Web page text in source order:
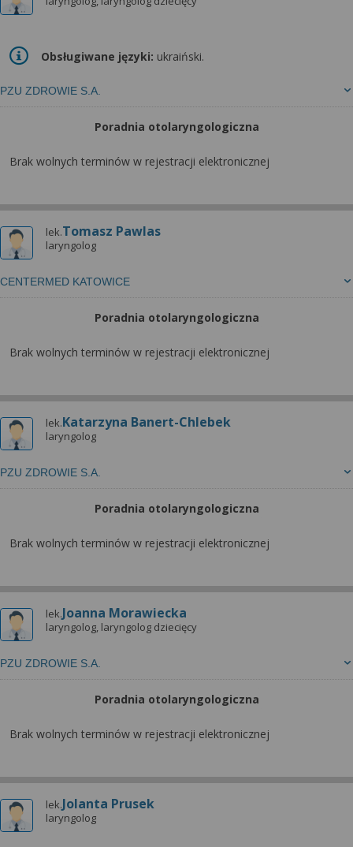
PZU ZDROWIE S.A.
Obsługiwane języki: ukraiński.
Poradnia otolaryngologiczna
Brak wolnych terminów w rejestracji elektronicznej
lek.Tomasz Pawlas
laryngolog
CENTERMED KATOWICE
Poradnia otolaryngologiczna
Brak wolnych terminów w rejestracji elektronicznej
lek.Katarzyna Banert-Chlebek
laryngolog
PZU ZDROWIE S.A.
Poradnia otolaryngologiczna
Brak wolnych terminów w rejestracji elektronicznej
lek.Joanna Morawiecka
laryngolog, laryngolog dziecięcy
PZU ZDROWIE S.A.
Poradnia otolaryngologiczna
Brak wolnych terminów w rejestracji elektronicznej
lek.Jolanta Prusek
laryngolog